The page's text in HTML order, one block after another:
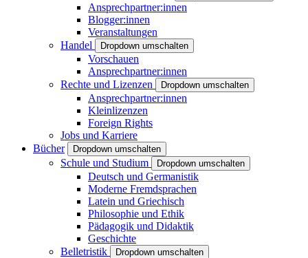
Ansprechpartner:innen
Blogger:innen
Veranstaltungen
Handel
Dropdown umschalten
Vorschauen
Ansprechpartner:innen
Rechte und Lizenzen
Dropdown umschalten
Ansprechpartner:innen
Kleinlizenzen
Foreign Rights
Jobs und Karriere
Bücher
Dropdown umschalten
Schule und Studium Dropdown umschalten
Deutsch und Germanistik
Moderne Fremdsprachen
Latein und Griechisch
Philosophie und Ethik
Pädagogik und Didaktik
Geschichte
Belletristik
Dropdown umschalten